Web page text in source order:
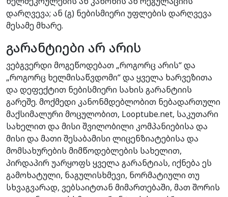
დარღვევა; ან (გ) ნებისმიერი უფლების დარღვევა
მესამე მხარე.
გარანტიები არ არის
ვებგვერდი მოგეწოდებათ „როგორც არის“ და
„როგორც ხელმისაწვდომი“ და ყველა ხარვეზითა
და დეფექტით ნებისმიერი სახის გარანტიის
გარეშე. მოქმედი კანონმდებლობით ნებადართული
მაქსიმალური მოცულობით, Looptube.net, საკუთარი
სახელით და მისი შვილობილი კომპანიებისა და
მისი და მათი შესაბამისი ლიცენზიატებისა და
მომსახურების მიმწოდებლების სახელით,
პირდაპირ უარყოფს ყველა გარანტიას, იქნება ეს
გამოხატული, ნაგულისხმევი, ნორმატიული თუ
სხვაგვარად, ვებსაიტთან მიმართებაში, მათ შორის